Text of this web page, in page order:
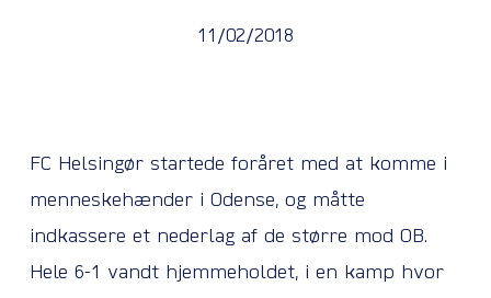
11/02/2018
FC Helsingør startede foråret med at komme i
menneskehænder i Odense, og måtte
indkassere et nederlag af de større mod OB.
Hele 6-1 vandt hjemmeholdet, i en kamp hvor